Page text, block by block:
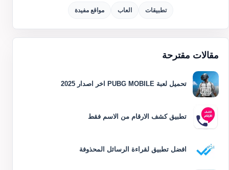
تطبيقات العاب مواقع مفيدة
مقالات مقترحة
تحميل لعبة PUBG MOBILE اخر اصدار 2025
تطبيق كشف الارقام من الاسم فقط
افضل تطبيق لقراءة الرسائل المحذوفة